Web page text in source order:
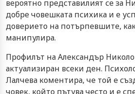
вероятно представилият се за
добре човешката психика и е
доверието на потърпевшите,
манипулира.
Профилът на Александър
актуализиран всеки ден.
Лалчева коментира, че той е
човек, който пътува често и е